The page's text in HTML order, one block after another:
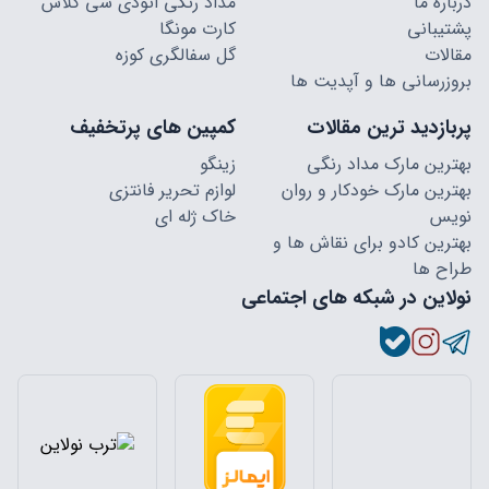
پشتیبانی
مقالات
بروزرسانی ها و آپدیت ها
کارت مونگا
گل سفالگری کوزه
پربازدید ترین مقالات
بهترین مارک مداد رنگی
بهترین مارک خودکار و روان
نویس
بهترین کادو برای نقاش ها و
طراح ها
کمپین های پرتخفیف
زینگو
لوازم تحریر فانتزی
خاک ژله ای
نولاین در شبکه های اجتماعی